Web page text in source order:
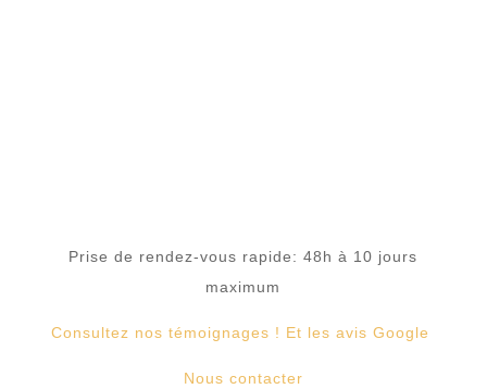
Prise de rendez-vous rapide: 48h à 10 jours
maximum
Consultez nos témoignages ! Et les avis Google
Nous contacter